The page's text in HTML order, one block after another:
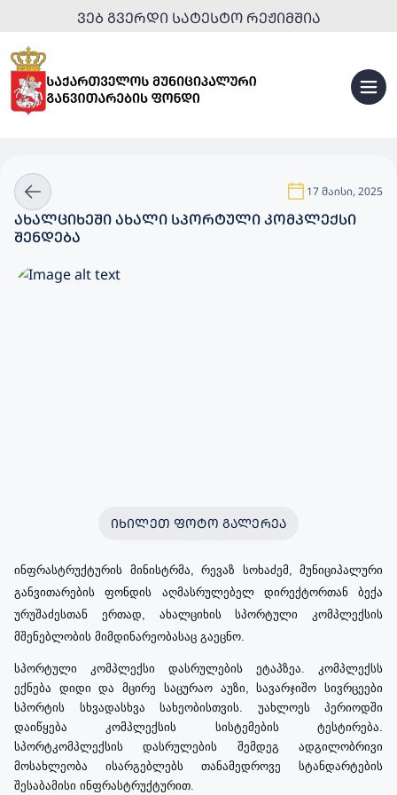
ᲕᲔᲑ ᲒᲕᲔᲠᲓᲘ ᲡᲐᲢᲔᲡᲢᲝ ᲠᲔᲟᲘᲛᲨᲘᲐ
17 მაისი, 2025
ᲐᲮᲐᲚᲪᲘᲮᲔᲨᲘ ᲐᲮᲐᲚᲘ ᲡᲞᲝᲠᲢᲣᲚᲘ ᲙᲝᲛᲞᲚᲔᲥᲡᲘ
ᲨᲔᲜᲓᲔᲑᲐ
ᲘᲮᲘᲚᲔᲗ ᲤᲝᲢᲝ ᲒᲐᲚᲔᲠᲔᲐ
ინფრასტრუქტურის მინისტრმა რევაზ სოხაძემ
მუნიციპალური
განვითარების
ფონდის აღმასრულებელ დირექტორთან
ბექა
ურუშაძესთან
ერთად ახალციხის სპორტული
კომპლექსის
მშენებლობის მიმდინარეობასაც გაეცნო.
სპორტული კომპლექსი დასრულების ეტაპზეა
კომპლექსს
ექნება
დიდი და მცირე საცურაო აუზი ,სავარჯიშო
სივრცეები
სპორტის
სხვადასხვა სახეობისთვის უახლოეს
პერიოდში
დაიწყება
კომპლექსის სისტემების ტესტირება
სპორტკომპლექსის
დასრულების შემდეგ
ადგილობრივი
მოსახლეობა
ისარგებლებს თანამედროვე
სტანდარტების
შესაბამისი ინფრასტრუქტურით.